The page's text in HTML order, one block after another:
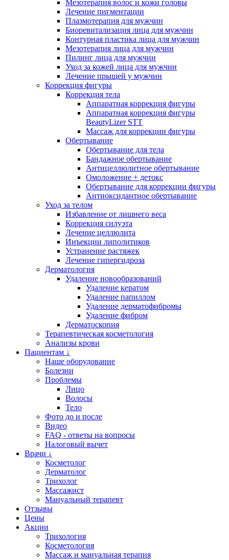
Мезотерапия волос и кожи головы
Лечение пигментации
Плазмотерапия для мужчин
Биоревитализация лица для мужчин
Контурная пластика лица для мужчин
Мезотерапия лица для мужчин
Пилинг лица для мужчин
Уход за кожей лица для мужчин
Лечение прыщей у мужчин
Коррекция фигуры
Коррекция тела
Аппаратная коррекция фигуры
Аппаратная коррекция фигуры
BeautyLizer STT
Массаж для коррекции фигуры
Обертывание
Обертывание для тела
Бандажное обертывание
Антицеллюлитное обертывание
Омоложение + детокс
Обертывание для коррекции фигуры
Антиоксидантное обертывание
Уход за телом
Избавление от лишнего веса
Коррекция силуэта
Лечение целлюлита
Инъекции липолитиков
Устранение растяжек
Лечение гипергидроза
Дерматология
Удаление новообразований
Удаление кератом
Удаление папиллом
Удаление дерматофибромы
Удаление фибром
Дерматоскопия
Терапевтическая косметология
Анализы крови
Пациентам ↓
Наше оборудование
Болезни
Проблемы
Лицо
Волосы
Тело
Фото до и после
Видео
FAQ - ответы на вопросы
Налоговый вычет
Врачи ↓
Косметолог
Дерматолог
Трихолог
Массажист
Мануальный терапевт
Отзывы
Цены
Акции
Трихология
Косметология
Массаж и мануальная терапия